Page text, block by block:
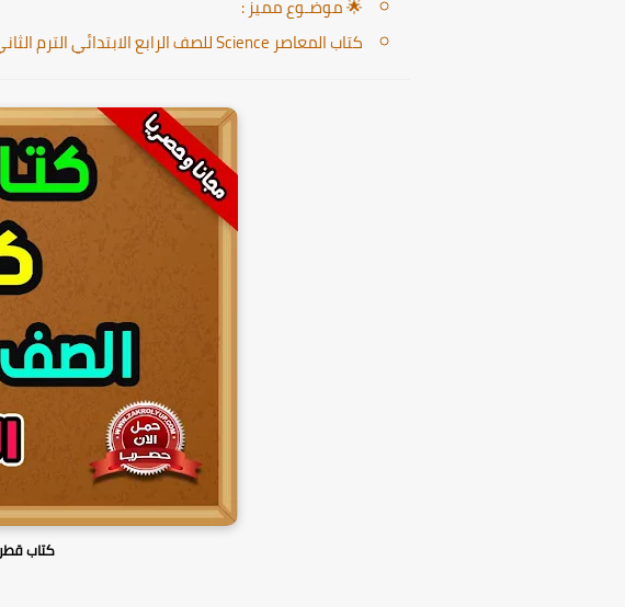
🌟 موضـوع مميز :
كتاب المعاصر Science للصف الرابع الابتدائي الترم الثاني 2024
كتاب قطر